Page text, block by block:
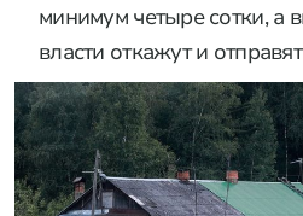
минимум четыре сотки, а
власти откажут и